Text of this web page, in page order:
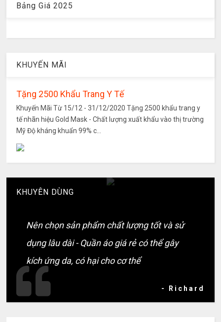
Bảng Giá 2025
KHUYẾN MÃI
Tặng 2500 Khẩu Trang Y Tế
Khuyến Mãi Từ 15/12 - 31/12/2020 Tặng 2500 khẩu trang y
tế nhãn hiệu Gold Mask - Chất lượng xuất khẩu vào thị trường
Mỹ Độ kháng khuẩn 99% c...
KHUYÊN DÙNG
Nên chọn sản phẩm chất lượng tốt và sử
dụng lâu dài - Quần áo giá rẻ có thể gây
kích ứng da, có hại cho cơ thể
- Richard